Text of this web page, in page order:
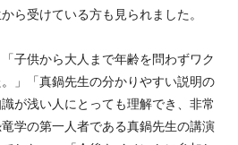
ら受けている方も見られました。
子供から大人まで年齢を問わずワク
」「真鍋先生の分かりやすい説明の
が浅い人にとっても理解でき、非常
学の第一人者である真鍋先生の講演